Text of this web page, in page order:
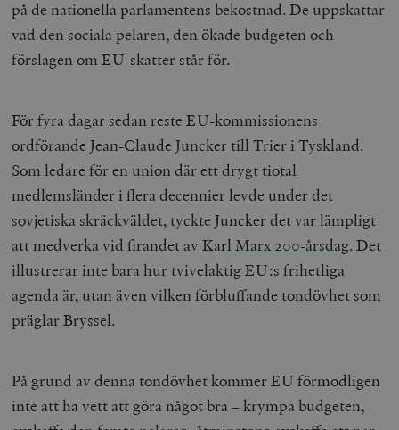
på de nationella parlamentens bekostnad. De uppskattar
vad den sociala pelaren, den ökade budgeten och
förslagen om EU-skatter står för.
För fyra dagar sedan reste EU-kommissionens
ordförande Jean-Claude Juncker till Trier i Tyskland.
Som ledare för en union där ett drygt tiotal
medlemsländer i flera decennier levde under det
sovjetiska skräckväldet, tyckte Juncker det var lämpligt
att medverka vid firandet avKarl Marx 200-årsdag. Det
illustrerar inte bara hur tvivelaktig EU:s frihetliga
agenda är, utan även vilken förbluffande tondövhet som
präglar Bryssel.
På grund av denna tondövhet kommer EU förmodligen
inte att ha vett att göra något bra – krympa budgeten,